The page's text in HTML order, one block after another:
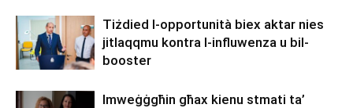
Tiżdied l-opportunità biex aktar nies
jitlaqqmu kontra l-influwenza u bil-
booster
Imweġġgħin għax kienu stmati ta’